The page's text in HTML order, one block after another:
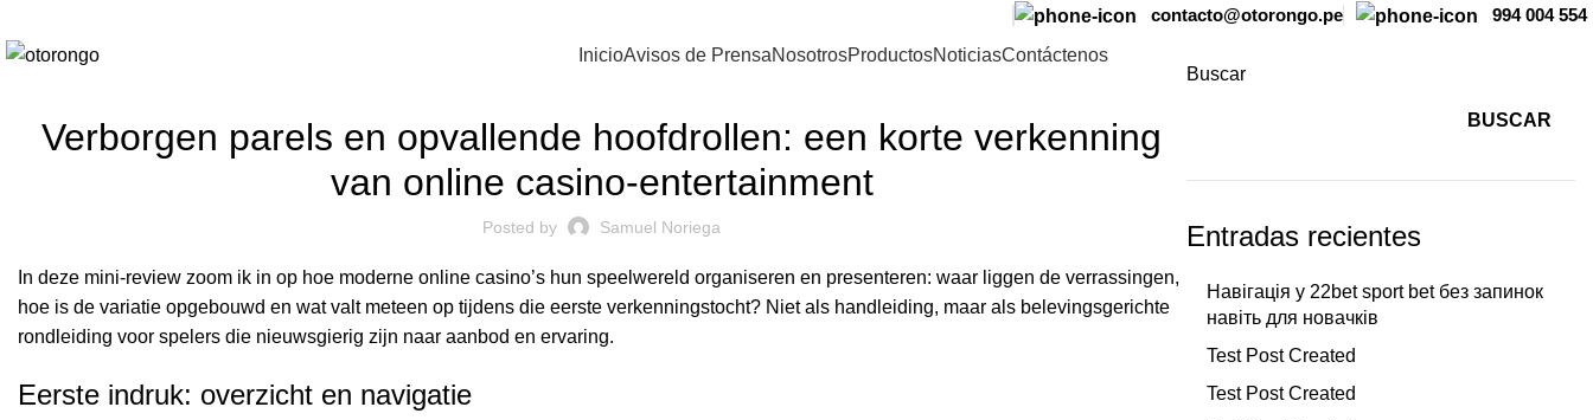
contacto@otorongo.pe
994 004 554
InicioAvisos de PrensaNosotrosProductosNoticiasContáctenos
Verborgen parels en opvallende hoofdrollen: een korte verkenning
van online casino-entertainment
Posted by Samuel Noriega
In deze mini-review zoom ik in op hoe moderne online casino’s hun speelwereld organiseren en presenteren: waar liggen de verrassingen,
hoe is de variatie opgebouwd en wat valt meteen op tijdens die eerste verkenningstocht? Niet als handleiding, maar als belevingsgerichte
rondleiding voor spelers die nieuwsgierig zijn naar aanbod en ervaring.
Eerste indruk: overzicht en navigatie
Buscar
BUSCAR
Entradas recientes
Навігація у 22bet sport bet без запинок
навіть для новачків
Test Post Created
Test Post Created